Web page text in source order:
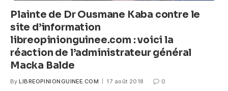
Plainte de Dr Ousmane Kaba contre le
site d’information
libreopinionguinee.com : voici la
réaction de l’administrateur général
Macka Balde
By LIBREOPINIONGUINEE.COM 17 août 2018 0